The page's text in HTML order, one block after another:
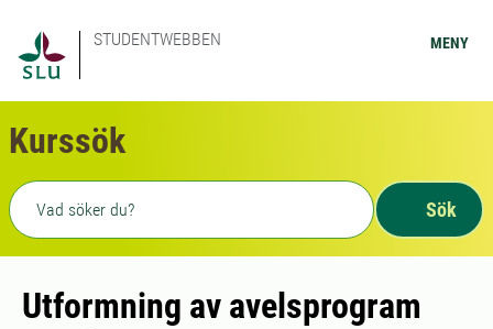
STUDENTWEBBEN MENY
Kurssök
Fritext sökning
Sök
Utformning av avelsprogram